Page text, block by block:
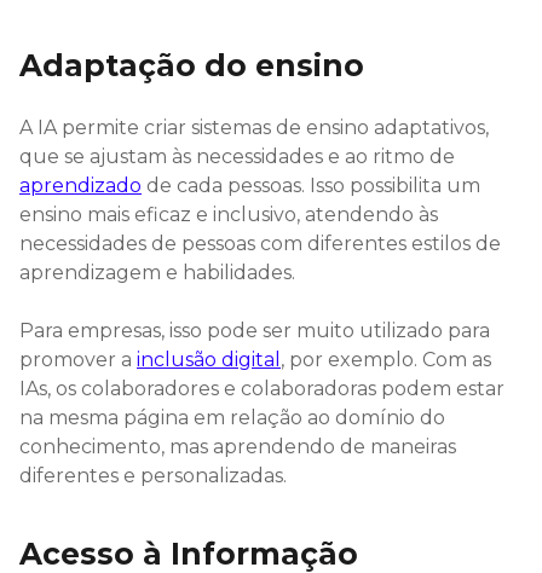
Adaptação do ensino
A IA permite criar sistemas de ensino adaptativos,
que se ajustam às necessidades e ao ritmo de
aprendizado de cada pessoas. Isso possibilita um
ensino mais eficaz e inclusivo, atendendo às
necessidades de pessoas com diferentes estilos de
aprendizagem e habilidades.
Para empresas, isso pode ser muito utilizado para
promover a inclusão digital , por exemplo. Com as
IAs, os colaboradores e colaboradoras podem estar
na mesma página em relação ao domínio do
conhecimento, mas aprendendo de maneiras
diferentes e personalizadas.
Acesso à Informação